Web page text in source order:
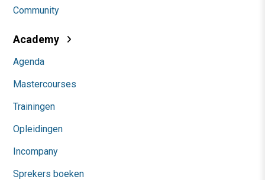
Community
Academy
Agenda
Mastercourses
Trainingen
Opleidingen
Incompany
Sprekers boeken